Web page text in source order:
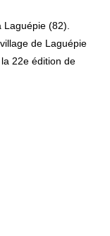
Laguépie (82).
de Laguépie
22e édition de